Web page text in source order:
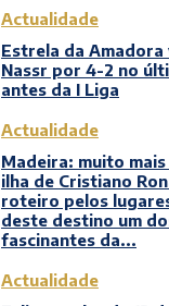
Actualidade
Estrela da Amadora
Nassr por 4-2 no
antes da I Liga
Actualidade
Madeira: muito
ilha de Cristiano
roteiro pelos
deste destino um
fascinantes da...
Actualidade